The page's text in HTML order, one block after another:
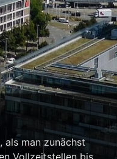
man zunächst